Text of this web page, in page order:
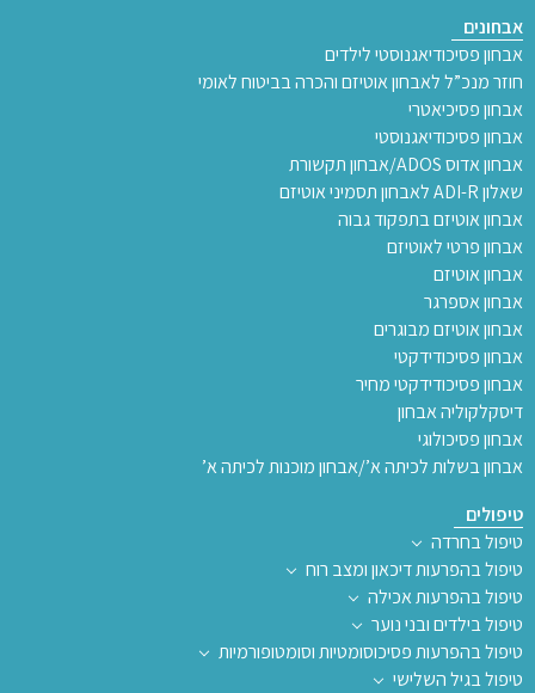
אבחונים
אבחון פסיכודיאגנוסטי לילדים
חוזר מנכ”ל לאבחון אוטיזם והכרה בביטוח לאומי
אבחון פסיכיאטרי
אבחון פסיכודיאגנוסטי
אבחון אדוס ADOS/אבחון תקשורת
שאלון ADI-R לאבחון תסמיני אוטיזם
אבחון אוטיזם בתפקוד גבוה
אבחון פרטי לאוטיזם
אבחון אוטיזם
אבחון אספרגר
אבחון אוטיזם מבוגרים
אבחון פסיכודידקטי
אבחון פסיכודידקטי מחיר
דיסקלקוליה אבחון
אבחון פסיכולוגי
אבחון בשלות לכיתה א’/אבחון מוכנות לכיתה א’
טיפולים
טיפול בחרדה
טיפול בהפרעות דיכאון ומצב רוח
טיפול בהפרעות אכילה
טיפול בילדים ובני נוער
טיפול בהפרעות פסיכוסומטיות וסומטופורמיות
טיפול בגיל השלישי